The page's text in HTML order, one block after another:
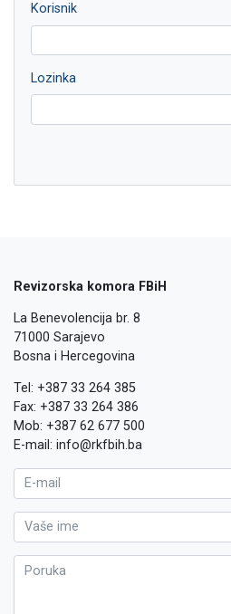
Korisnik
Lozinka
Revizorska komora FBiH
La Benevolencija br. 8
71000 Sarajevo
Bosna i Hercegovina
Tel: +387 33 264 385
Fax: +387 33 264 386
Mob: +387 62 677 500
E-mail: info@rkfbih.ba